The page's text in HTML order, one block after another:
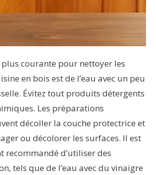
courante pour nettoyer les
en bois est de l’eau avec un peu
Évitez tout produits détergents
Les préparations
décoller la couche protectrice et
ou décolorer les surfaces. Il est
recommandé d’utiliser des
tels que de l’eau avec du vinaigre